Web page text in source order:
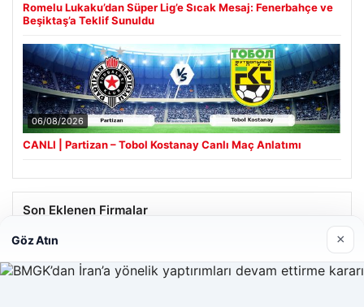
Romelu Lukaku’dan Süper Lig’e Sıcak Mesaj: Fenerbahçe ve
Beşiktaş’a Teklif Sunuldu
06/08/2026
CANLI | Partizan – Tobol Kostanay Canlı Maç Anlatımı
Son Eklenen Firmalar
Göz Atın ×